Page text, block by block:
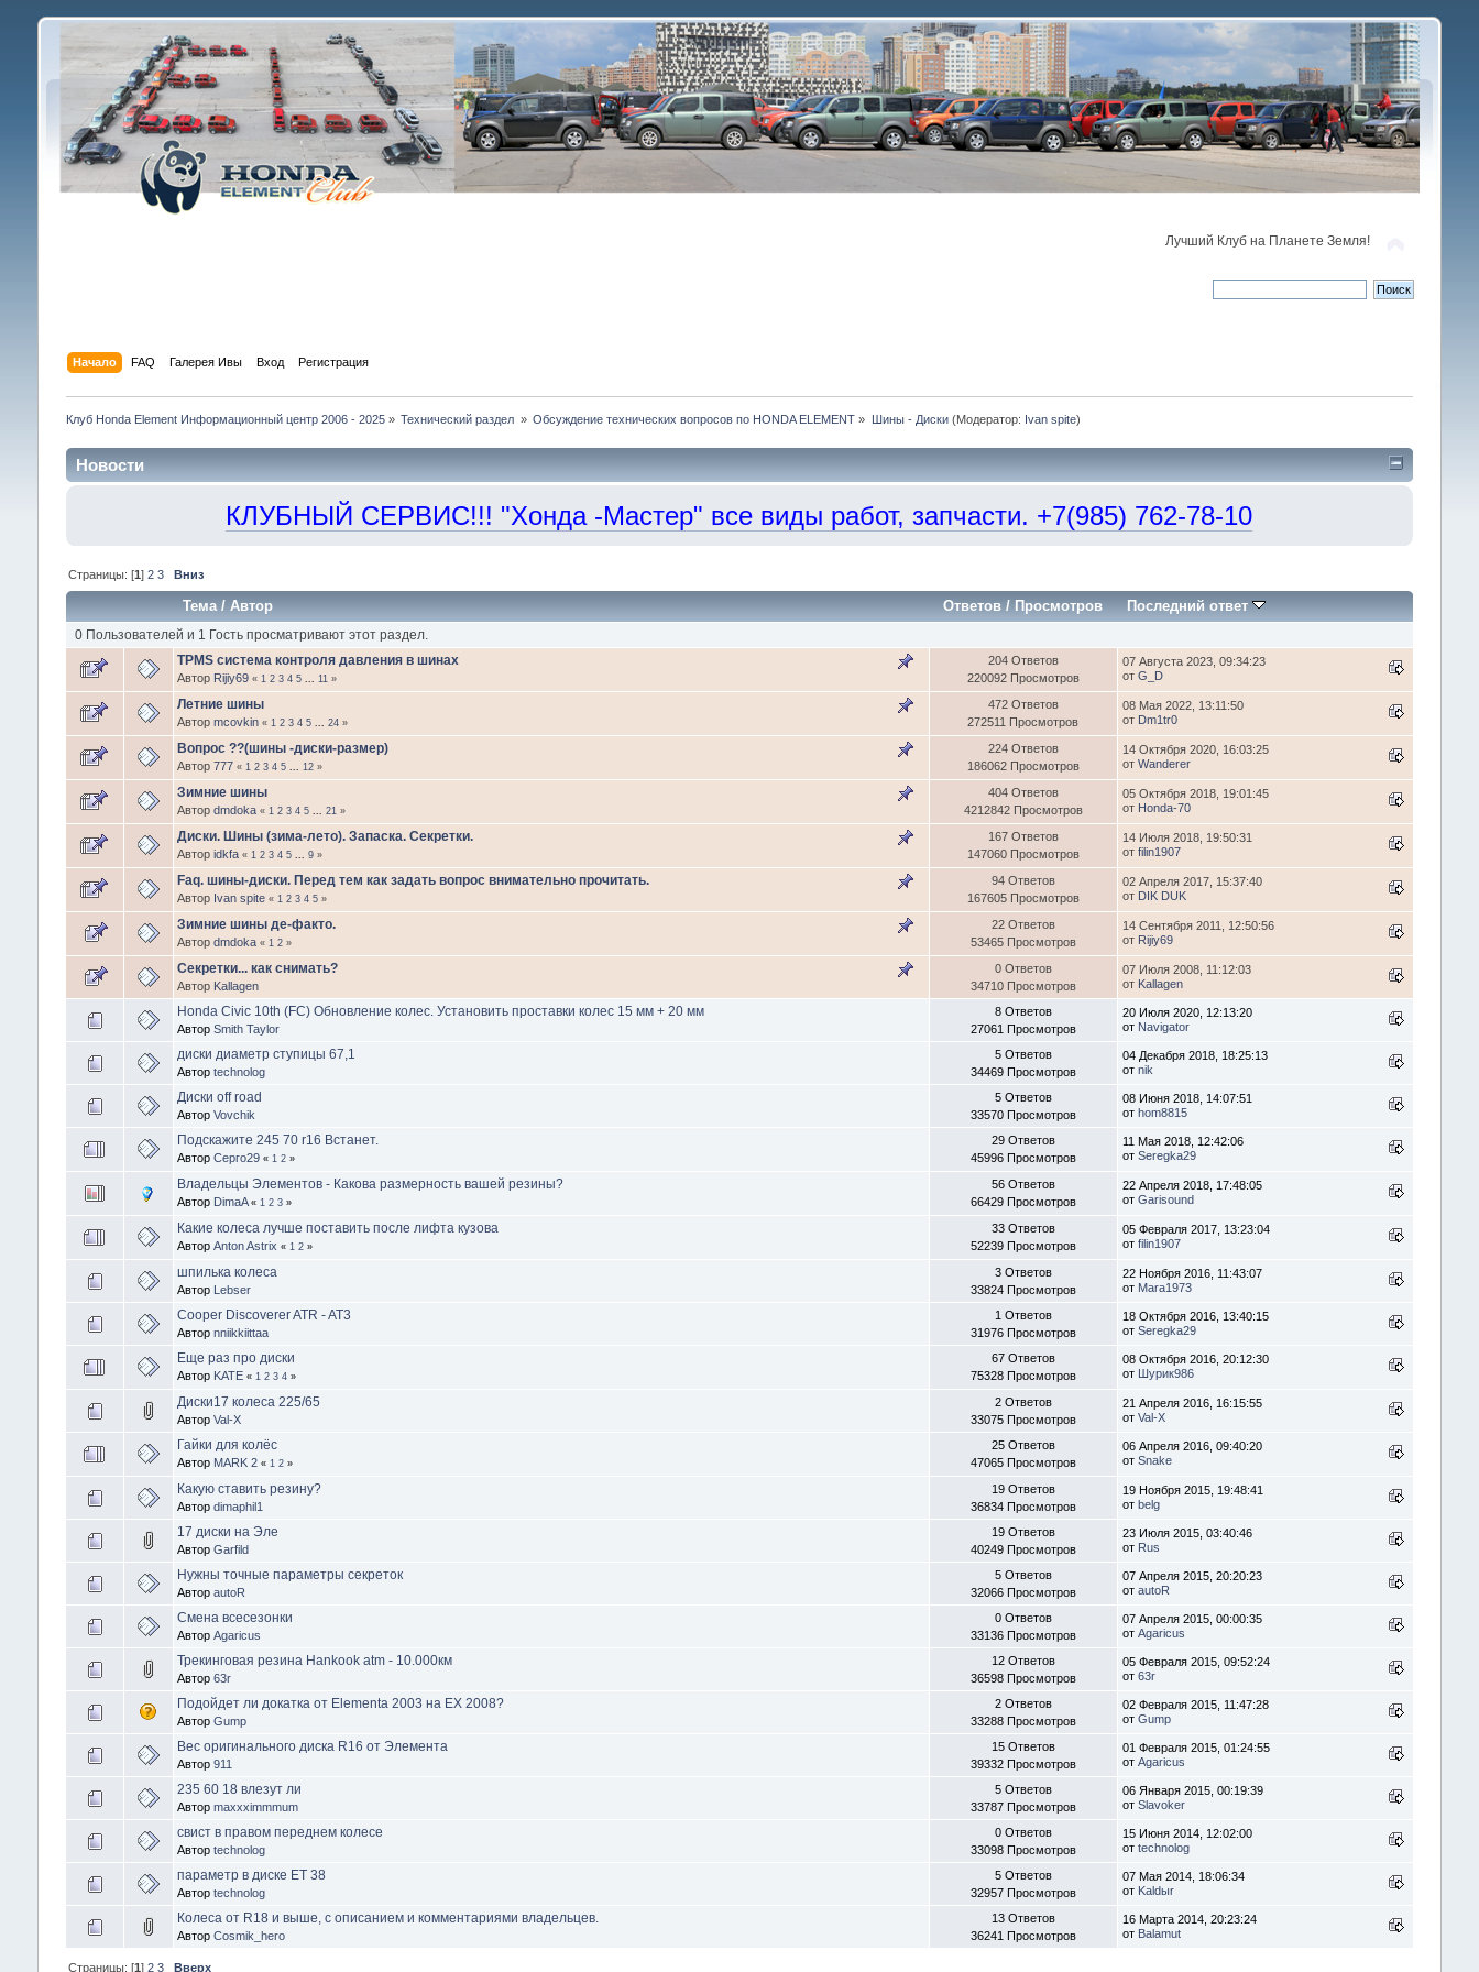
Лучший Клуб на Планете Земля!
Начало FAQ Галерея Ивы Вход Регистрация
Клуб Honda Element Информационный центр 2006 - 2025» Технический раздел » Обсуждение технических вопросов по HONDA ELEMENT » Шины - Диски(Модератор: Ivan spite)
Новости
КЛУБНЫЙ СЕРВИС!!! "Хонда -Мастер" все виды работ, запчасти. +7(985) 762-78-10
Страницы: [1] 2 3 Вниз
Тема/ Автор Ответов/ Просмотров Последний ответ
0 Пользователей и 1 Гость просматривают этот раздел.
TPMS система контроля давления в шинах
Автор Rijiy69 « 1 2 3 4 5 ... 11»
204 Ответов
220092 Просмотров
07 Августа 2023, 09:34:23
от G_D
Летние шины
Автор mcovkin « 1 2 3 4 5 ... 24»
472 Ответов
272511 Просмотров
08 Мая 2022, 13:11:50
от Dm1tr0
Вопрос ??(шины -диски-размер)
Автор 777 « 1 2 3 4 5 ... 12»
224 Ответов
186062 Просмотров
14 Октября 2020, 16:03:25
от Wanderer
Зимние шины
Автор dmdoka « 1 2 3 4 5 ... 21»
404 Ответов
4212842 Просмотров
05 Октября 2018, 19:01:45
от Honda-70
Диски. Шины (зима-лето). Запаска. Секретки.
Автор idkfa « 1 2 3 4 5 ... 9»
167 Ответов
147060 Просмотров
14 Июля 2018, 19:50:31
от filin1907
Faq. шины-диски. Перед тем как задать вопрос внимательно прочитать.
Автор Ivan spite « 1 2 3 4 5»
94 Ответов
167605 Просмотров
02 Апреля 2017, 15:37:40
от DIK DUK
Зимние шины де-факто.
Автор dmdoka « 1 2»
22 Ответов
53465 Просмотров
14 Сентября 2011, 12:50:56
от Rijiy69
Секретки... как снимать?
Автор Kallagen
0 Ответов
34710 Просмотров
07 Июля 2008, 11:12:03
от Kallagen
Honda Civic 10th (FC) Обновление колес. Установить проставки колес 15 мм + 20 мм
Автор Smith Taylor
8 Ответов
27061 Просмотров
20 Июля 2020, 12:13:20
от Navigator
диски диаметр ступицы 67,1
Автор technolog
5 Ответов
34469 Просмотров
04 Декабря 2018, 18:25:13
от nik
Диски off road
Автор Vovchik
5 Ответов
33570 Просмотров
08 Июня 2018, 14:07:51
от hom8815
Подскажите 245 70 r16 Встанет.
Автор Серго29 « 1 2»
29 Ответов
45996 Просмотров
11 Мая 2018, 12:42:06
от Seregka29
Владельцы Элементов - Какова размерность вашей резины?
Автор DimaA « 1 2 3»
56 Ответов
66429 Просмотров
22 Апреля 2018, 17:48:05
от Garisound
Какие колеса лучше поставить после лифта кузова
Автор Anton Astrix « 1 2»
33 Ответов
52239 Просмотров
05 Февраля 2017, 13:23:04
от filin1907
шпилька колеса
Автор Lebser
3 Ответов
33824 Просмотров
22 Ноября 2016, 11:43:07
от Mara1973
Cooper Discoverer ATR - AT3
Автор nniikkiittaa
1 Ответов
31976 Просмотров
18 Октября 2016, 13:40:15
от Seregka29
Еще раз про диски
Автор KATE « 1 2 3 4»
67 Ответов
75328 Просмотров
08 Октября 2016, 20:12:30
от Шурик986
Диски17 колеса 225/65
Автор Val-X
2 Ответов
33075 Просмотров
21 Апреля 2016, 16:15:55
от Val-X
Гайки для колёс
Автор MARK 2 « 1 2»
25 Ответов
47065 Просмотров
06 Апреля 2016, 09:40:20
от Snake
Какую ставить резину?
Автор dimaphil1
19 Ответов
36834 Просмотров
19 Ноября 2015, 19:48:41
от belg
17 диски на Эле
Автор Garfild
19 Ответов
40249 Просмотров
23 Июля 2015, 03:40:46
от Rus
Нужны точные параметры секреток
Автор autoR
5 Ответов
32066 Просмотров
07 Апреля 2015, 20:20:23
от autoR
Смена всесезонки
Автор Agaricus
0 Ответов
33136 Просмотров
07 Апреля 2015, 00:00:35
от Agaricus
Трекинговая резина Hankook atm - 10.000км
Автор 63r
12 Ответов
36598 Просмотров
05 Февраля 2015, 09:52:24
от 63r
Подойдет ли докатка от Elementa 2003 на EX 2008?
Автор Gump
2 Ответов
33288 Просмотров
02 Февраля 2015, 11:47:28
от Gump
Вес оригинального диска R16 от Элемента
Автор 911
15 Ответов
39332 Просмотров
01 Февраля 2015, 01:24:55
от Agaricus
235 60 18 влезут ли
Автор maxxximmmum
5 Ответов
33787 Просмотров
06 Января 2015, 00:19:39
от Slavoker
свист в правом переднем колесе
Автор technolog
0 Ответов
33098 Просмотров
15 Июня 2014, 12:02:00
от technolog
параметр в диске ET 38
Автор technolog
5 Ответов
32957 Просмотров
07 Мая 2014, 18:06:34
от Kaldыr
Колеса от R18 и выше, с описанием и комментариями владельцев.
Автор Cosmik_hero
13 Ответов
36241 Просмотров
16 Марта 2014, 20:23:24
от Balamut
Страницы: [1] 2 3 Вверх